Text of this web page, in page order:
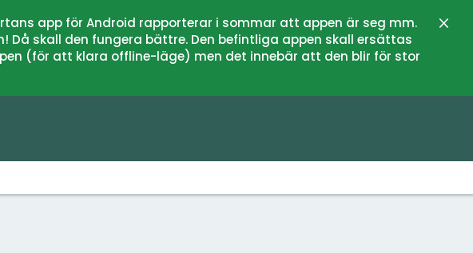
app för Android rapporterar i sommar att appen är seg mm.
skall den fungera bättre. Den befintliga appen skall ersättas
(för att klara offline-läge) men det innebär att den blir för stor